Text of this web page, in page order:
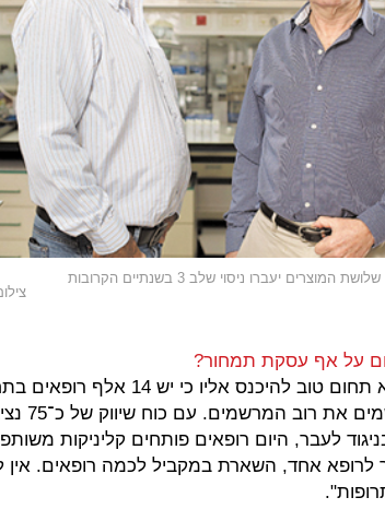
יעברו ניסוי שלב 3 בשנתיים הקרובות
על אף עסקת תמחור?
תמרקין: "דרמטולוגיה היא תחום טוב להיכנס אליו כי יש 14
כאשר מתוכם
לעבר, היום רופאים פותחים קליניקות
אחד, השארת במקביל לכמה רופאים. אין